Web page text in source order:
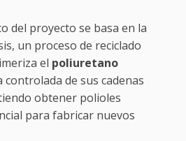
del proyecto se basa en la
un proceso de reciclado
el poliuretano
de sus cadenas
obtener polioles
para fabricar nuevos